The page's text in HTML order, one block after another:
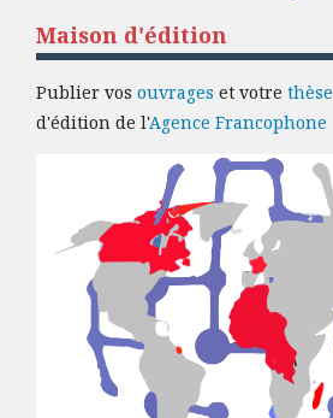
Maison d'édition
Publier vos ouvrages et votre thèse
d'édition de l'Agence Francophone